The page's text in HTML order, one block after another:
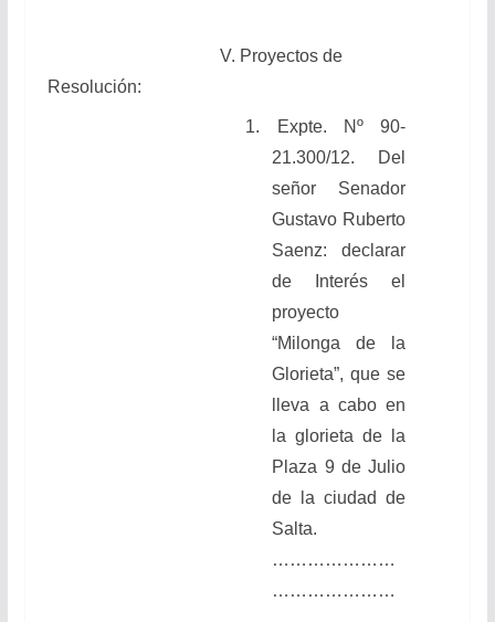
V. Proyectos de
Resolución:
1.
Expte. Nº 90-
21.300/12. Del
señor Senador
Gustavo Ruberto
Saenz: declarar
de Interés el
proyecto
“Milonga de la
Glorieta”, que se
lleva a cabo en
la glorieta de la
Plaza 9 de Julio
de la ciudad de
Salta.
…………………
…………………